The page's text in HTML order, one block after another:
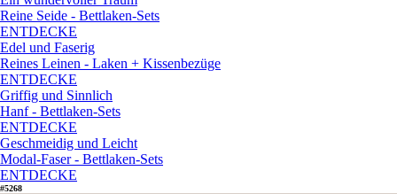
Reine Seide - Bettlaken-Sets
ENTDECKE
Edel und Faserig
Reines Leinen - Laken + Kissenbezüge
ENTDECKE
Griffig und Sinnlich
Hanf - Bettlaken-Sets
ENTDECKE
Geschmeidig und Leicht
Modal-Faser - Bettlaken-Sets
ENTDECKE
#5268